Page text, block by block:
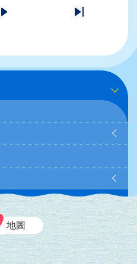
面
頁
Last
地圖